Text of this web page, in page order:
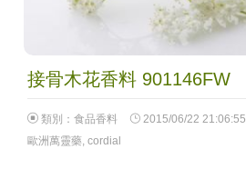
接骨木花香料 901146FW
類別： 食品香料 2015/06/22 21:06:55
歐洲萬靈藥, cordial